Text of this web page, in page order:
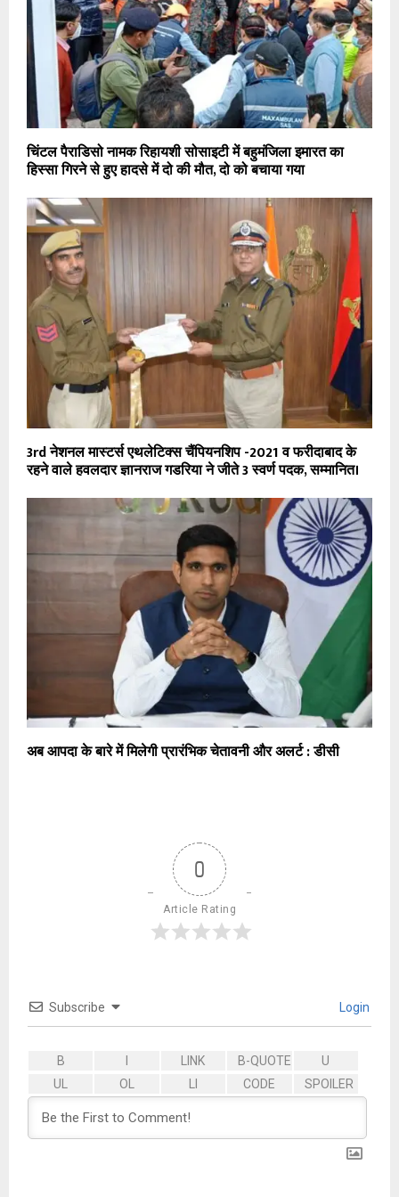
चिंटल पैराडिसो नामक रिहायशी सोसाइटी में बहुमंजिला इमारत का
हिस्सा गिरने से हुए हादसे में दो की मौत, दो को बचाया गया
3rd नेशनल मास्टर्स एथलेटिक्स चैंपियनशिप -2021 व फरीदाबाद के
रहने वाले हवलदार ज्ञानराज गडरिया ने जीते 3 स्वर्ण पदक, सम्मानित।
अब आपदा के बारे में मिलेगी प्रारंभिक चेतावनी और अलर्ट : डीसी
0
Article Rating
Subscribe Login